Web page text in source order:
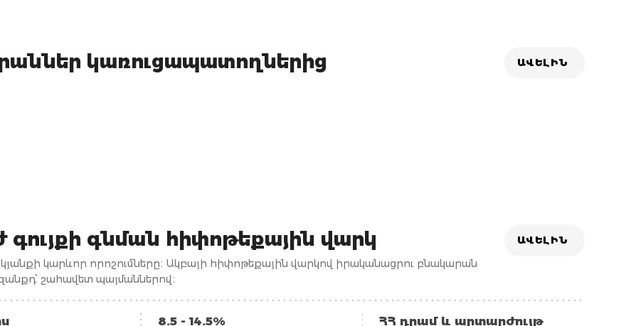
Բնակարաններ կառուցապատողներից ԱՎԵԼԻՆ
գույքի գնման հիփոթեքային վարկ
կարևոր որոշումները։ Ակբայի հիփոթեքային վարկով իրականացրու բնակարան
շահավետ պայմաններով։
ԱՎԵԼԻՆ
8.5 - 14.5% ՀՀ դրամ և արտարժույթ